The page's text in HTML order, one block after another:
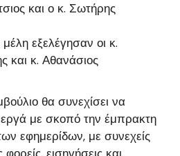
και ο κ. Σωτήρης
εξελέγησαν οι κ.
και κ. Αθανάσιος
θα συνεχίσει να
με σκοπό την έμπρακτη
εφημερίδων, με συνεχείς